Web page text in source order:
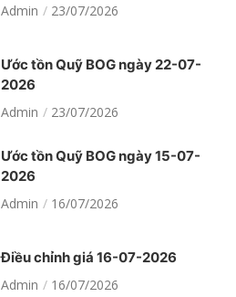
Admin
23/07/2026
Ước tồn Quỹ BOG ngày 22-07-
2026
Admin
23/07/2026
Ước tồn Quỹ BOG ngày 15-07-
2026
Admin
16/07/2026
Điều chỉnh giá 16-07-2026
Admin
16/07/2026